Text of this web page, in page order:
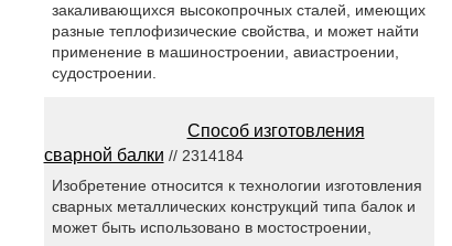
закаливающихся высокопрочных сталей, имеющих
разные теплофизические свойства, и может найти
применение в машиностроении, авиастроении,
судостроении.
Способ изготовления
сварной балки // 2314184
Изобретение относится к технологии изготовления
сварных металлических конструкций типа балок и
может быть использовано в мостостроении,